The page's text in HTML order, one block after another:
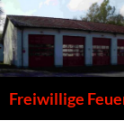
Zum
Inhalt
springen
Freiwillige